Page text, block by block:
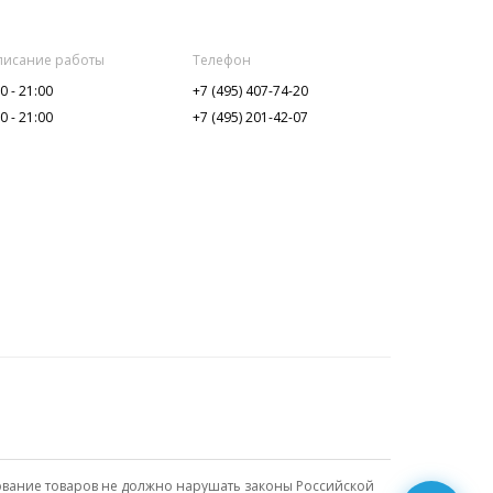
работы
- 21:00
- 21:00
Телефон
+7 (495) 407-74-20
+7 (495) 201-42-07
товаров не должно нарушать законы Российской